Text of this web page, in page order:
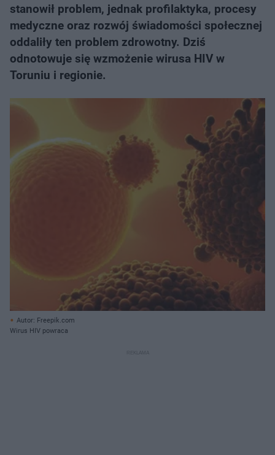
stanowił problem, jednak profilaktyka, procesy
medyczne oraz rozwój świadomości społecznej
oddaliły ten problem zdrowotny. Dziś
odnotowuje się wzmożenie wirusa HIV w
Toruniu i regionie.
Autor: Freepik.com
Wirus HIV powraca